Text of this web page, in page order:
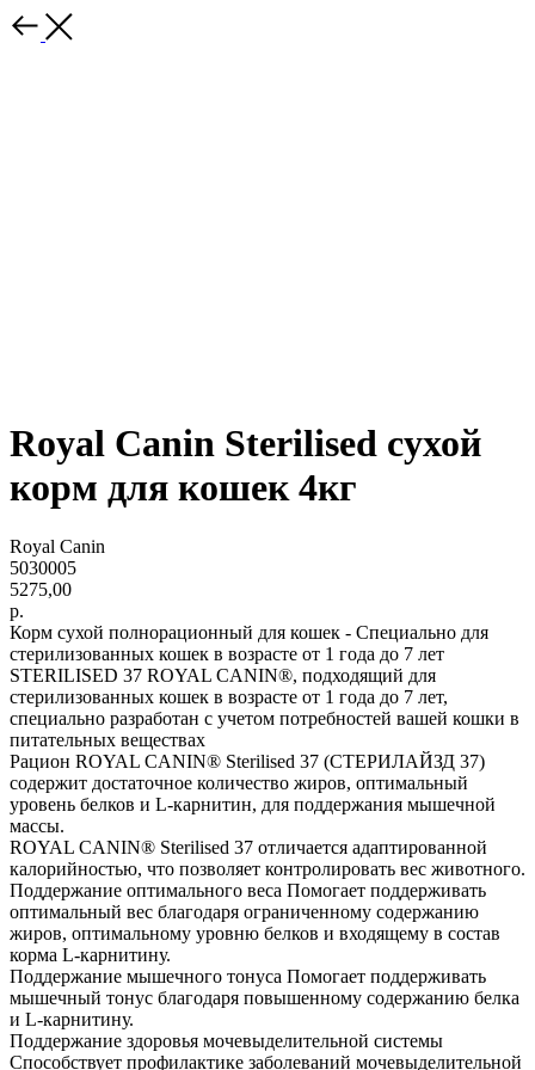
Royal Canin Sterilised сухой
корм для кошек 4кг
Royal Canin
5030005
5275,00
р.
Корм сухой полнорационный для кошек - Специально для
стерилизованных кошек в возрасте от 1 года до 7 лет
STERILISED 37 ROYAL CANIN®, подходящий для
стерилизованных кошек в возрасте от 1 года до 7 лет,
специально разработан с учетом потребностей вашей кошки в
питательных веществах
Рацион ROYAL CANIN® Sterilised 37 (СТЕРИЛАЙЗД 37)
содержит достаточное количество жиров, оптимальный
уровень белков и L-карнитин, для поддержания мышечной
массы.
ROYAL CANIN® Sterilised 37 отличается адаптированной
калорийностью, что позволяет контролировать вес животного.
Поддержание оптимального веса Помогает поддерживать
оптимальный вес благодаря ограниченному содержанию
жиров, оптимальному уровню белков и входящему в состав
корма L-карнитину.
Поддержание мышечного тонуса Помогает поддерживать
мышечный тонус благодаря повышенному содержанию белка
и L-карнитину.
Поддержание здоровья мочевыделительной системы
Способствует профилактике заболеваний мочевыделительной